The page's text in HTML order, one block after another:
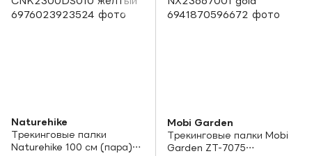
Naturehike
Трекинговые палки
Naturehike 100 см (пара)
Mobi Garden
Трекинговые палки Mobi
Garden ZT-7075